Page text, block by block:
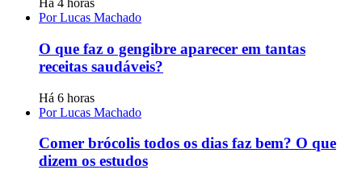
Há 4 horas
Por Lucas Machado
O que faz o gengibre aparecer em tantas
receitas saudáveis?
Há 6 horas
Por Lucas Machado
Comer brócolis todos os dias faz bem? O que
dizem os estudos